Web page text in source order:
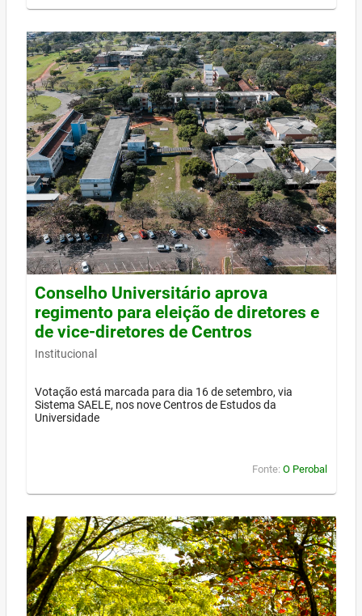
Conselho Universitário aprova
regimento para eleição de diretores e
de vice-diretores de Centros
Institucional
Votação está marcada para dia 16 de setembro, via
Sistema SAELE, nos nove Centros de Estudos da
Universidade
Fonte: O Perobal